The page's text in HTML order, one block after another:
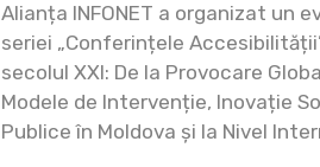
Alianța INFONET a organizat un
seriei „Conferințele
secolul XXI: De la Provocare
Modele de Intervenție, Inovație
Publice în Moldova și la Nivel